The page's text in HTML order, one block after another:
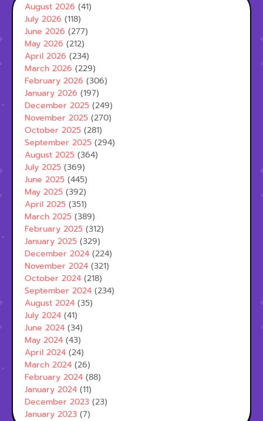
August 2026 (41)
July 2026 (118)
June 2026 (277)
May 2026 (212)
April 2026 (234)
March 2026 (229)
February 2026 (306)
January 2026 (197)
December 2025 (249)
November 2025 (270)
October 2025 (281)
September 2025 (294)
August 2025 (364)
July 2025 (369)
June 2025 (445)
May 2025 (392)
April 2025 (351)
March 2025 (389)
February 2025 (312)
January 2025 (329)
December 2024 (224)
November 2024 (321)
October 2024 (218)
September 2024 (234)
August 2024 (35)
July 2024 (41)
June 2024 (34)
May 2024 (43)
April 2024 (24)
March 2024 (26)
February 2024 (88)
January 2024 (11)
December 2023 (23)
January 2023 (7)